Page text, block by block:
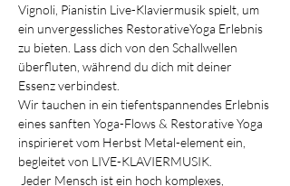
Vignoli, Pianistin Live-Klaviermusik spielt, um
ein unvergessliches RestorativeYoga Erlebnis
zu bieten. Lass dich von den Schallwellen
überfluten, während du dich mit deiner
Essenz verbindest.
Wir tauchen in ein tiefentspannendes Erlebnis
eines sanften Yoga-Flows & Restorative Yoga
inspirieret vom Herbst Metal-element ein,
begleitet von LIVE-KLAVIERMUSIK.
Jeder Mensch ist ein hoch komplexes,